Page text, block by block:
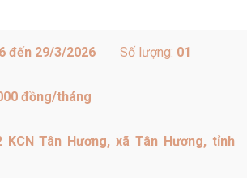
đến 29/3/2026 Số lượng: 01
đồng/tháng
KCN Tân Hương, xã Tân Hương, tỉnh